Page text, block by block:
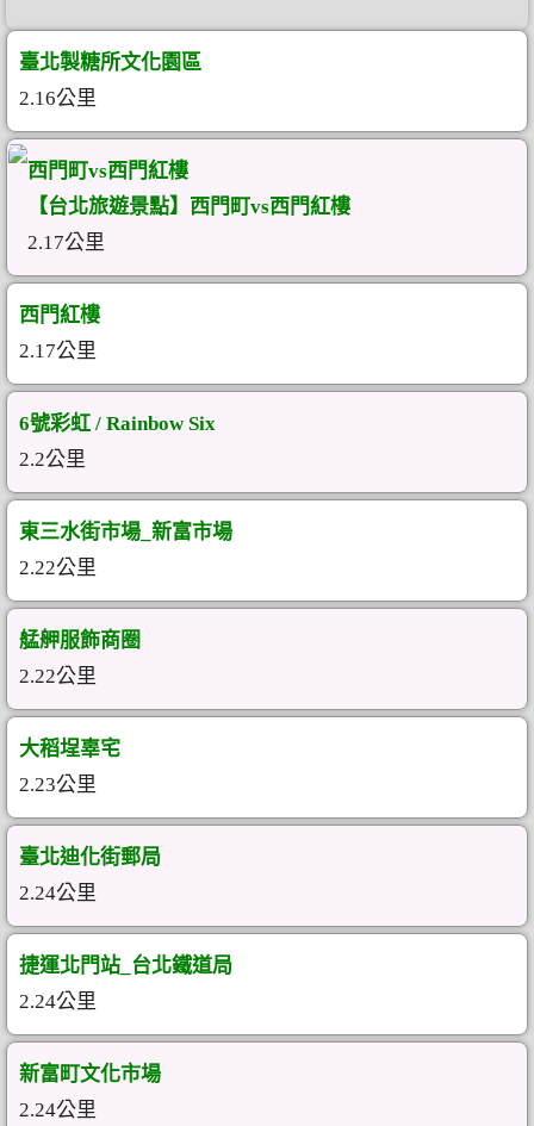
臺北製糖所文化園區
2.16公里
西門町vs西門紅樓
【台北旅遊景點】西門町vs西門紅樓
2.17公里
西門紅樓
2.17公里
6號彩虹 / Rainbow Six
2.2公里
東三水街市場_新富市場
2.22公里
艋舺服飾商圈
2.22公里
大稻埕辜宅
2.23公里
臺北迪化街郵局
2.24公里
捷運北門站_台北鐵道局
2.24公里
新富町文化市場
2.24公里